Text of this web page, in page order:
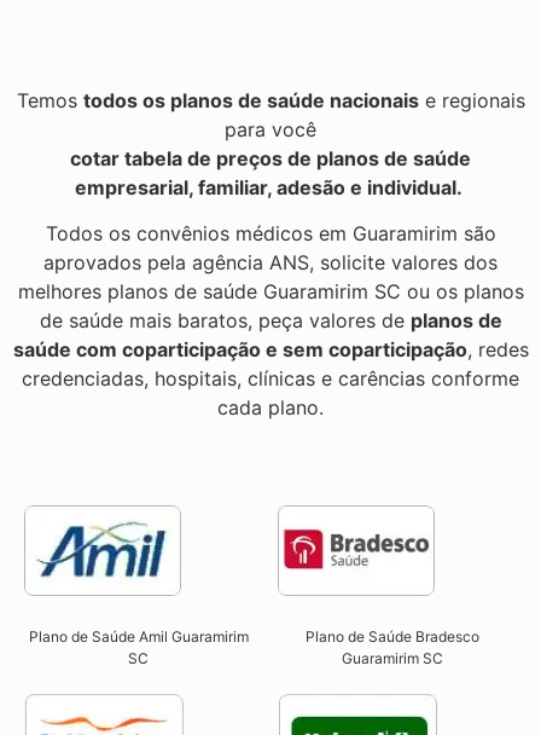
Temos todos os planos de saúde nacionaise regionais
para você
cotar tabela de preços de planos de saúde
empresarial, familiar, adesão e individual.
Todos os convênios médicos em Guaramirim são
aprovados pela agência ANS, solicite valores dos
melhores planos de saúde Guaramirim SC ou os planos
de saúde mais baratos, peça valores de planos de
saúde com coparticipação e sem coparticipação, redes
credenciadas, hospitais, clínicas e carências conforme
cada plano.
Plano de Saúde Amil Guaramirim
SC
Plano de Saúde Bradesco
Guaramirim SC